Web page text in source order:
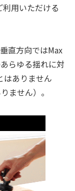
用いただける
直方向ではMax
らゆる揺れに対
はありません
ません）。